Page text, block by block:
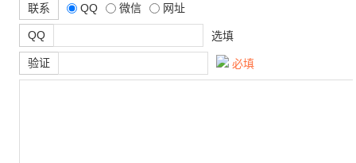
联系 QQ 微信 网址
QQ 选填
验证 必填